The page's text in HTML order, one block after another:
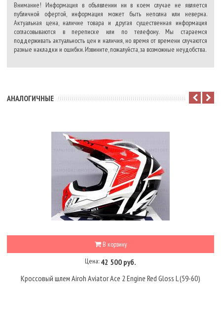
Внимание! Информация в объявлении ни в коем случае не является
публичной офертой, информация может быть неполна или неверна.
Актуальная цена, наличие товара и другая существенная информация
согласовываются в переписке или по телефону. Мы стараемся
поддерживать актуальность цен и наличия, но время от времени случаются
разные накладки и ошибки. Извините, пожалуйста, за возможные неудобства.
АНАЛОГИЧНЫЕ
В корзину
Цена: 42 500 руб.
Кроссовый шлем Airoh Aviator Ace 2 Engine Red Gloss L (59-60)